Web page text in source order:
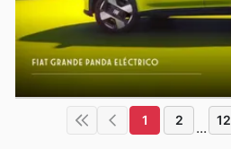
1 2 ... 12